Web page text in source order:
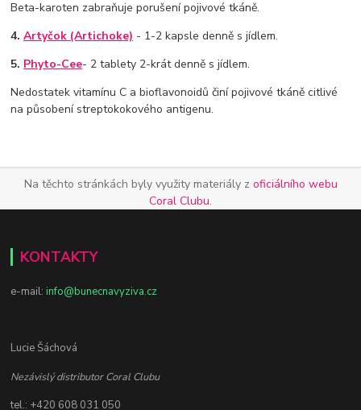
Beta-karoten zabraňuje porušení pojivové tkáně.
4.Artyčok (Artichoke) - 1-2 kapsle denně s jídlem.
5. Phyto-Cee- 2 tablety 2-krát denně s jídlem.
Nedostatek vitamínu C a bioflavonoidů činí pojivové tkáně citlivé
na působení streptokokového antigenu.
Na těchto stránkách byly využity materiály z oficiálního webu
Coral Clubu.
KONTAKTY
e-mail:info@bunecnavyziva.cz
Lucie Šáchová
Nezávislý distributor Coral Clubu
tel.: +420 608 031 050